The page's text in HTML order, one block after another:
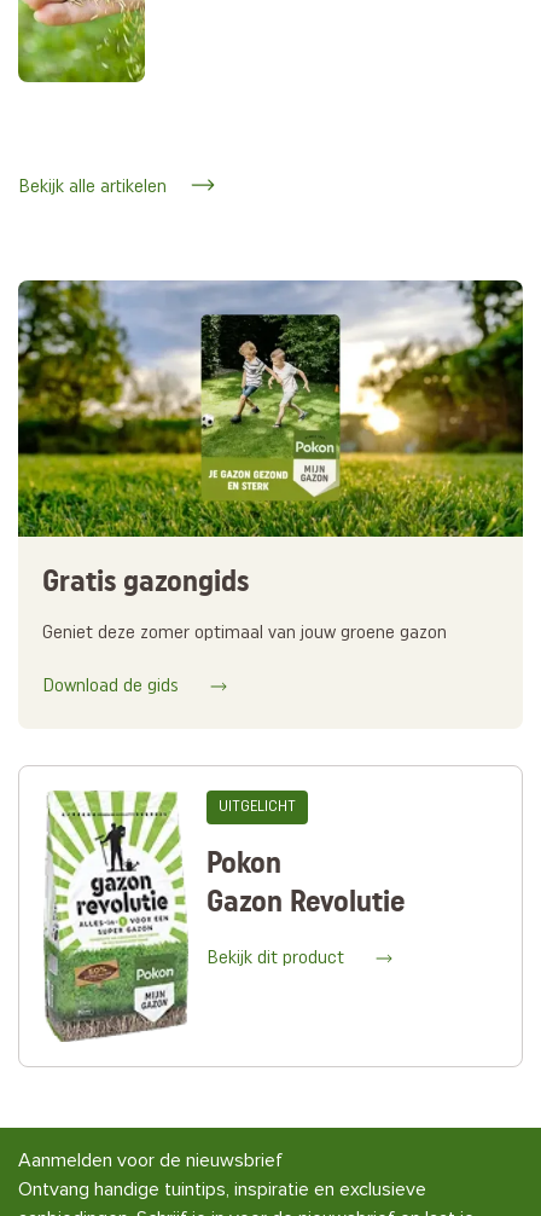
Bekijk alle artikelen
Gratis gazongids
Geniet deze zomer optimaal van jouw groene gazon
Download de gids
UITGELICHT
Pokon
Gazon Revolutie
Bekijk dit product
Aanmelden voor de nieuwsbrief
Ontvang handige tuintips, inspiratie en exclusieve